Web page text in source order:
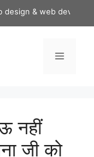
design & web
Menu
नहीं
जी को